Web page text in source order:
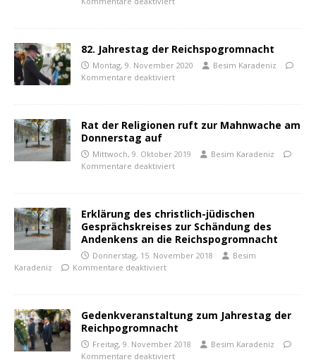
82. Jahrestag der Reichspogromnacht
Montag, 9. November 2020
Besim Karadeniz
Kommentare deaktiviert
Rat der Religionen ruft zur Mahnwache am
Donnerstag auf
Mittwoch, 9. Oktober 2019
Besim Karadeniz
Kommentare deaktiviert
Erklärung des christlich-jüdischen
Gesprächskreises zur Schändung des
Andenkens an die Reichspogromnacht
Donnerstag, 15. November 2018
Besim
Karadeniz
Kommentare deaktiviert
Gedenkveranstaltung zum Jahrestag der
Reichpogromnacht
Freitag, 9. November 2018
Besim Karadeniz
Kommentare deaktiviert